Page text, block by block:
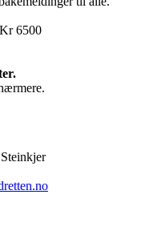
Kr 6500